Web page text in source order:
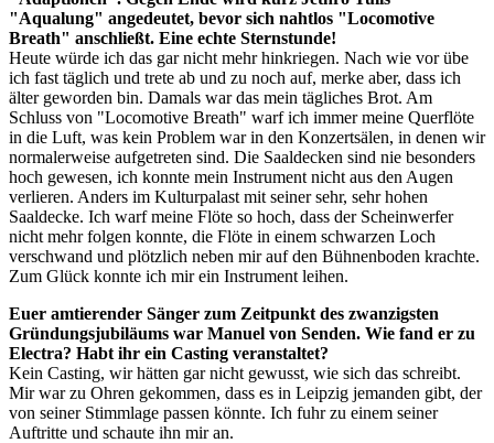
"Aqualung" angedeutet, bevor sich nahtlos "Locomotive
Breath" anschließt. Eine echte Sternstunde!
Heute würde ich das gar nicht mehr hinkriegen. Nach wie vor übe
ich fast täglich und trete ab und zu noch auf, merke aber, dass ich
älter geworden bin. Damals war das mein tägliches Brot. Am
Schluss von "Locomotive Breath" warf ich immer meine Querflöte
in die Luft, was kein Problem war in den Konzertsälen, in denen wir
normalerweise aufgetreten sind. Die Saaldecken sind nie besonders
hoch gewesen, ich konnte mein Instrument nicht aus den Augen
verlieren. Anders im Kulturpalast mit seiner sehr, sehr hohen
Saaldecke. Ich warf meine Flöte so hoch, dass der Scheinwerfer
nicht mehr folgen konnte, die Flöte in einem schwarzen Loch
verschwand und plötzlich neben mir auf den Bühnenboden krachte.
Zum Glück konnte ich mir ein Instrument leihen.
Euer amtierender Sänger zum Zeitpunkt des zwanzigsten
Gründungsjubiläums war Manuel von Senden. Wie fand er zu
Electra? Habt ihr ein Casting veranstaltet?
Kein Casting, wir hätten gar nicht gewusst, wie sich das schreibt.
Mir war zu Ohren gekommen, dass es in Leipzig jemanden gibt, der
von seiner Stimmlage passen könnte. Ich fuhr zu einem seiner
Auftritte und schaute ihn mir an.